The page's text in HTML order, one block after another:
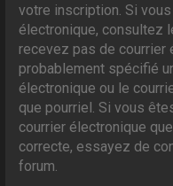
votre inscription. Si
électronique, consultez
recevez pas de courrier
probablement spécifié
électronique ou le
que pourriel. Si vous
courrier électronique
correcte, essayez de
forum.